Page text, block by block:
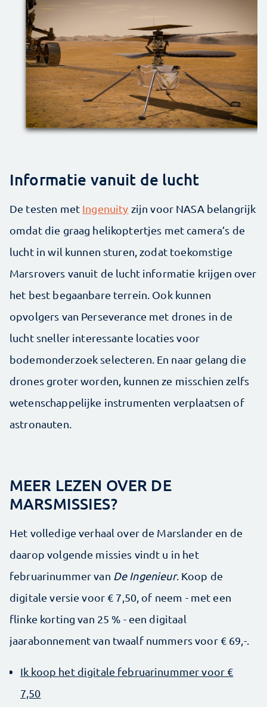
Informatie vanuit de lucht
De testen met Ingenuity zijn voor NASA belangrijk
omdat die graag helikoptertjes met camera’s de
lucht in wil kunnen sturen, zodat toekomstige
Marsrovers vanuit de lucht informatie krijgen over
het best begaanbare terrein. Ook kunnen
opvolgers van Perseverance met drones in de
lucht sneller interessante locaties voor
bodemonderzoek selecteren. En naar gelang die
drones groter worden, kunnen ze misschien zelfs
wetenschappelijke instrumenten verplaatsen of
astronauten.
MEER LEZEN OVER DE
MARSMISSIES?
Het volledige verhaal over de Marslander en de
daarop volgende missies vindt u in het
februarinummer van De Ingenieur. Koop de
digitale versie voor € 7,50, of neem - met een
flinke korting van 25 % - een digitaal
jaarabonnement van twaalf nummers voor € 69,-.
Ik koop het digitale februarinummer voor €
7,50